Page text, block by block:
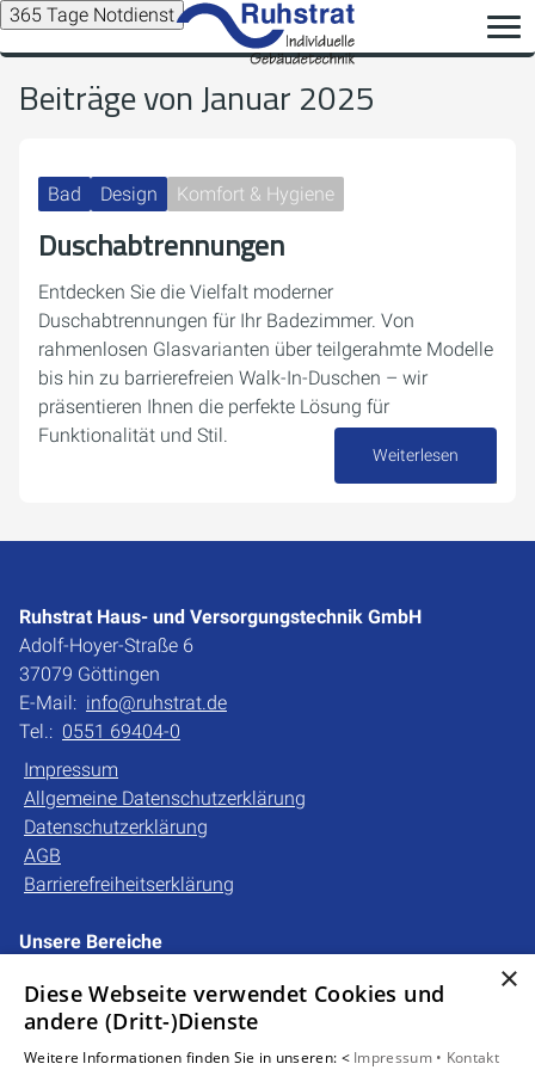
365 Tage Notdienst
Beiträge von Januar 2025
Bad Design Komfort & Hygiene
Duschabtrennungen
Entdecken Sie die Vielfalt moderner
Duschabtrennungen für Ihr Badezimmer. Von
rahmenlosen Glasvarianten über teilgerahmte Modelle
bis hin zu barrierefreien Walk-In-Duschen – wir
präsentieren Ihnen die perfekte Lösung für
Funktionalität und Stil.
Weiterlesen
Ruhstrat Haus- und Versorgungstechnik GmbH
Adolf-Hoyer-Straße 6
37079 Göttingen
E-Mail: info@ruhstrat.de
Tel.: 0551 69404-0
Impressum
Allgemeine Datenschutzerklärung
Datenschutzerklärung
AGB
Barrierefreiheitserklärung
Unsere Bereiche
Gewerbekunden
Karriere
Unternehmen
×
Diese Webseite verwendet Cookies und
andere (Dritt-)Dienste
Weitere Informationen finden Sie in unseren: < Impressum • Kontakt